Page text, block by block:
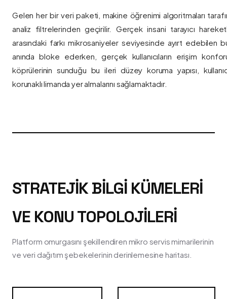
Gelen her bir veri paketi, makine öğrenimi algoritmaları
analiz filtrelerinden geçirilir. Gerçek insani tarayıcı
arasındaki farkı mikrosaniyeler seviyesinde ayırt edebilen
anında bloke ederken, gerçek kullanıcıların erişim
köprülerinin sunduğu bu ileri düzey koruma yapısı,
korunaklı limanda yer almalarını sağlamaktadır.
STRATEJIK BILGI KÜMELERI
VE KONU TOPOLOJILERI
Platform omurgasını şekillendiren mikro servis mimarilerinin
ve veri dağıtım şebekelerinin derinlemesine haritası.